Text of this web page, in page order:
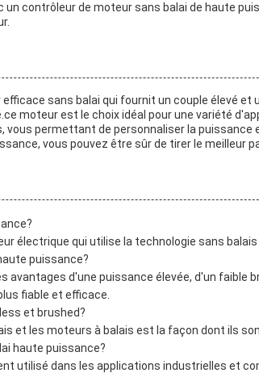
contrôleur de moteur sans balai de haute
sans balai qui fournit un couple élevé et
moteur est le choix idéal pour une variété
permettant de personnaliser la puissance
vous pouvez être sûr de tirer le meilleur
électrique qui utilise la technologie sans
puissance?
avantages d'une puissance élevée, d'un faible
fiable et efficace.
et brushed?
et les moteurs à balais est la façon dont ils
haute puissance?
utilisé dans les applications industrielles et